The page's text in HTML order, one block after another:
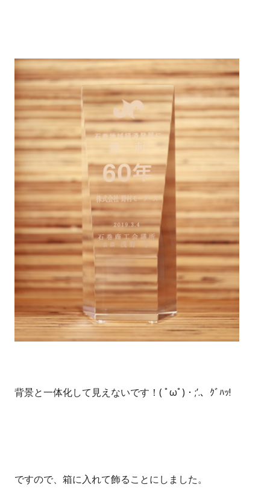
背景と一体化して見えないです！( ﾟωﾟ)・;’.、ｸﾞﾊｯ!
ですので、箱に入れて飾ることにしました。